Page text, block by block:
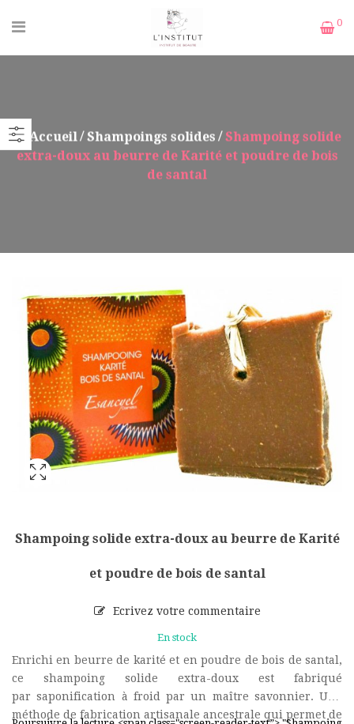
0
Accueil Shampoings solides
Shampoing solide
extra-doux au beurre de Karité et poudre de bois
de santal
Shampoing solide extra-doux au beurre de Karité
et poudre de bois de santal
Ecrivez votre commentaire
En stock
Enrichi en beurre de karité et en poudre de bois de santal,
ce shampoing solide extra-doux est fabriqué
par saponification à froid par un maître savonnier. Une
méthode de fabrication artisanale ancestrale qui permet de